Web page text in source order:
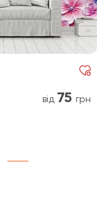
від 75 грн